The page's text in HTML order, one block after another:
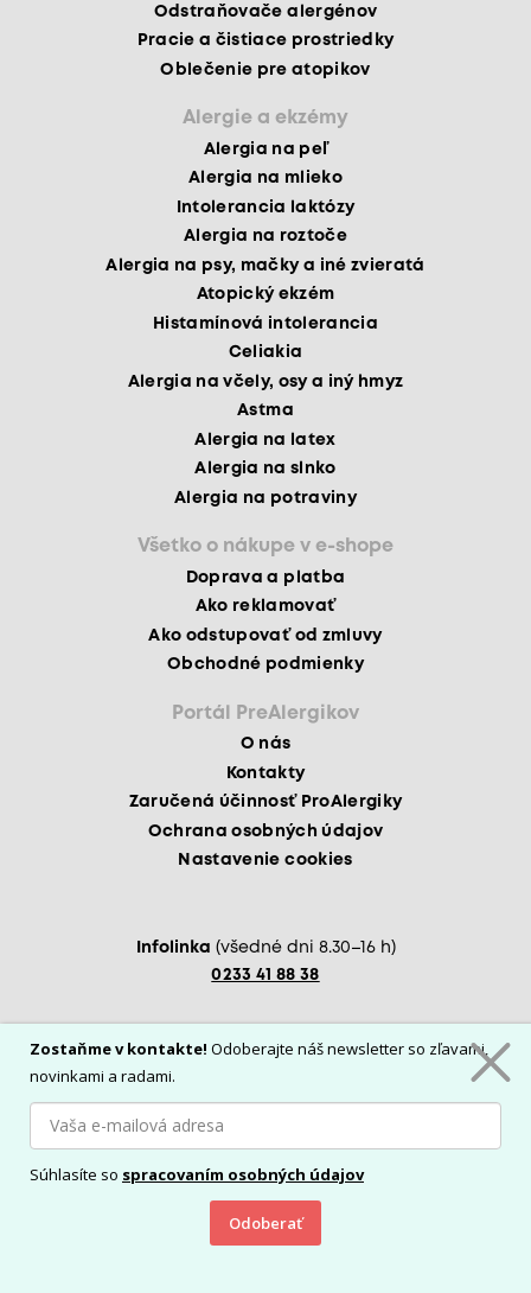
Odstraňovače alergénov
Pracie a čistiace prostriedky
Oblečenie pre atopikov
Alergie a ekzémy
Alergia na peľ
Alergia na mlieko
Intolerancia laktózy
Alergia na roztoče
Alergia na psy, mačky a iné zvieratá
Atopický ekzém
Histamínová intolerancia
Celiakia
Alergia na včely, osy a iný hmyz
Astma
Alergia na latex
Alergia na slnko
Alergia na potraviny
Všetko o nákupe v e-shope
Doprava a platba
Ako reklamovať
Ako odstupovať od zmluvy
Obchodné podmienky
Portál PreAlergikov
O nás
Kontakty
Zaručená účinnosť ProAlergiky
Ochrana osobných údajov
Nastavenie cookies
Infolinka (všedné dni 8.30–16 h)
0233 41 88 38
2022 súčasťou českého investičného fondu ADAX
Fond firemného nástupníctva SICAV, a. s.
Veľkoobchodná spolupráca s nami
Akékoľvek kopírovanie a ďalšie zverejňovanie obsahu
týchto stránok je možné výhradne s písomným súhlasom
prevádzkovateľa.
Podmienky používania stránok
Zostaňme v kontakte! Odoberajte náš newsletter so zľavami,
novinkami a radami.
Súhlasíte so spracovaním osobných údajov
Odoberať